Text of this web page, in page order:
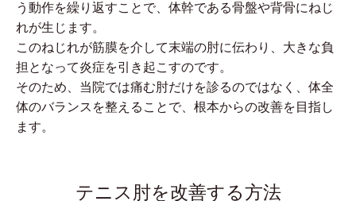
う動作を繰り返すことで、体幹である骨盤や背骨にねじ
れが生じます。
このねじれが筋膜を介して末端の肘に伝わり、大きな負
担となって炎症を引き起こすのです。
そのため、当院では痛む肘だけを診るのではなく、体全
体のバランスを整えることで、根本からの改善を目指し
ます。
テニス肘を改善する方法